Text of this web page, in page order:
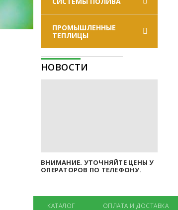
ПРОМЫШЛЕННЫЕ
ТЕПЛИЦЫ
НОВОСТИ
ВНИМАНИЕ. УТОЧНЯЙТЕ ЦЕНЫ У
ОПЕРАТОРОВ ПО ТЕЛЕФОНУ.
КАТАЛОГ ОПЛАТА И ДОСТАВКА